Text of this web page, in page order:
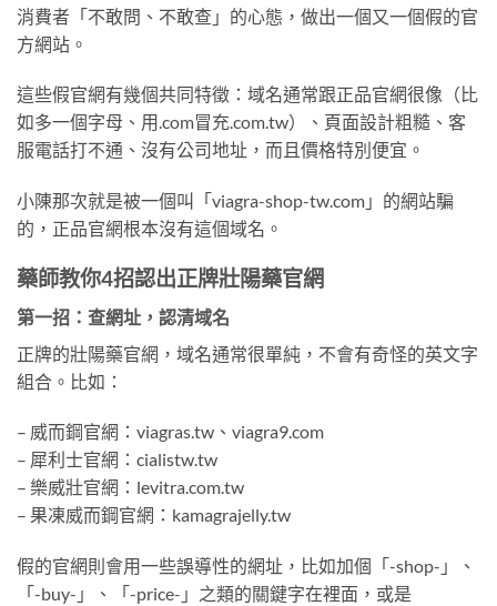
消費者「不敢問、不敢查」的心態，做出一個又一個假的官
方網站。
這些假官網有幾個共同特徵：域名通常跟正品官網很像（比
如多一個字母、用.com冒充.com.tw）、頁面設計粗糙、客
服電話打不通、沒有公司地址，而且價格特別便宜。
小陳那次就是被一個叫「viagra-shop-tw.com」的網站騙
的，正品官網根本沒有這個域名。
藥師教你4招認出正牌壯陽藥官網
第一招：查網址，認清域名
正牌的壯陽藥官網，域名通常很單純，不會有奇怪的英文字
組合。比如：
– 威而鋼官網：viagras.tw、viagra9.com
– 犀利士官網：cialistw.tw
– 樂威壯官網：levitra.com.tw
– 果凍威而鋼官網：kamagrajelly.tw
假的官網則會用一些誤導性的網址，比如加個「-shop-」、
「-buy-」、「-price-」之類的關鍵字在裡面，或是